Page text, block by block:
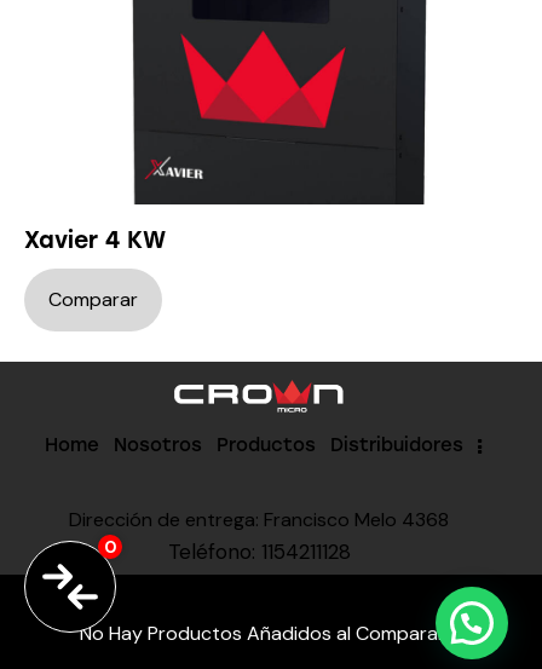
Xavier 4 KW
Home Nosotros Productos Distribuidores
Dirección de entrega: Francisco Melo 4368
Teléfono: 1154211128
© 2026. Todos Los Derechos Reservados.
0